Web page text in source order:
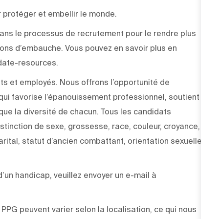
protéger et embellir le monde.
le processus de recrutement pour le rendre plus
d’embauche. Vous pouvez en savoir plus en
resources.
et employés. Nous offrons l’opportunité de
favorise l’épanouissement professionnel, soutient
la diversité de chacun. Tous les candidats
de sexe, grossesse, race, couleur, croyance,
statut d’ancien combattant, orientation sexuelle,
handicap, veuillez envoyer un e-mail à
peuvent varier selon la localisation, ce qui nous